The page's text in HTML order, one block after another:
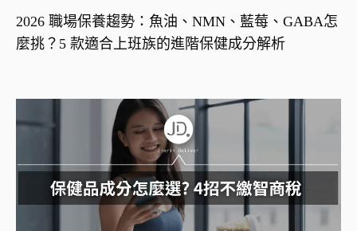
2026 職場保養趨勢：魚油、NMN、藍莓、GABA怎
麼挑？5 款適合上班族的進階保健成分解析